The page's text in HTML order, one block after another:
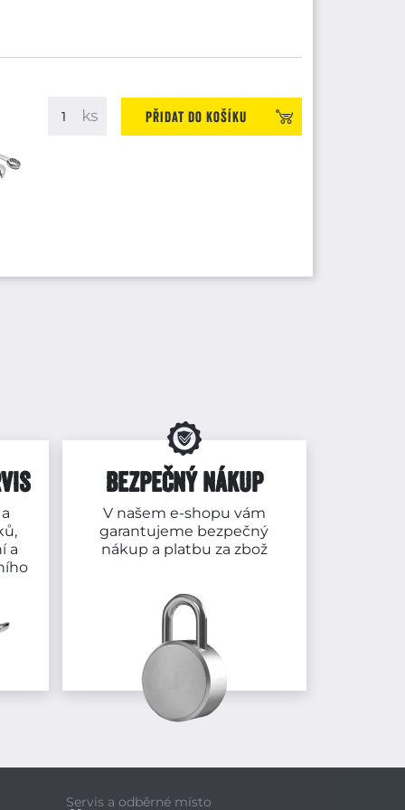
Přidat do košíku
a
BEZPEČNÝ NÁKUP
V našem e-shopu vám
garantujeme bezpečný
nákup a platbu za zbož
Servis a odběrné místo